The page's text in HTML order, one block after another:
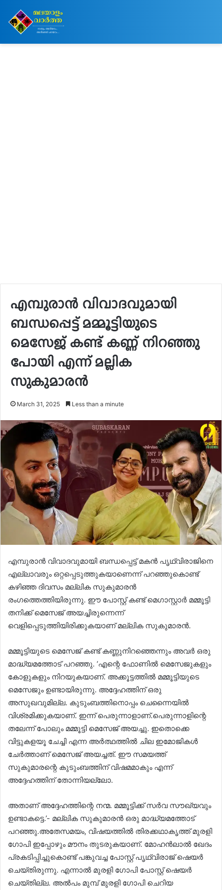
എമ്പുരാൻ വിവാദവുമായി
ബന്ധപ്പെട്ട് മമ്മൂട്ടിയുടെ
മെസേജ് കണ്ട് കണ്ണ് നിറഞ്ഞു
പോയി എന്ന് മല്ലിക
സുകുമാരൻ
March 31, 2025 Less than a minute
എമ്പുരാൻ വിവാദവുമായി ബന്ധപ്പെട്ട് മകൻ പൃഥ്വിരാജിനെ
എല്ലാവരും ഒറ്റപ്പെടുത്തുകയാണെന്ന് പറഞ്ഞുകൊണ്ട്
കഴിഞ്ഞ ദിവസം മല്ലിക സുകുമാരൻ
രംഗത്തെത്തിയിരുന്നു. ഈ പോസ്റ്റ് കണ്ട് മെഗാസ്റ്റാർ മമ്മൂട്ടി
തനിക്ക് മെസേജ് അയച്ചിരുന്നെന്ന്
വെളിപ്പെടുത്തിയിരിക്കുകയാണ് മല്ലിക സുകുമാരൻ.
മമ്മൂട്ടിയുടെ മെസേജ് കണ്ട് കണ്ണുനിറഞ്ഞെന്നും അവർ ഒരു
മാദ്ധ്യമത്തോട് പറഞ്ഞു. ‘എന്റെ ഫോണിൽ മെസേജുകളും
കോളുകളും നിറയുകയാണ്. അക്കൂട്ടത്തിൽ മമ്മൂട്ടിയുടെ
മെസേജും ഉണ്ടായിരുന്നു. അദ്ദേഹത്തിന് ഒരു
അസുഖവുമില്ല. കുടുംബത്തിനൊപ്പം ചെന്നൈയിൽ
വിശ്രമിക്കുകയാണ്. ഇന്ന് പെരുന്നാളാണ്.പെരുന്നാളിന്റെ
തലേന്ന് പോലും മമ്മൂട്ടി മെസേജ് അയച്ചു. ഇതൊക്കെ
വിട്ടുകളയൂ ചേച്ചി എന്ന അർത്ഥത്തിൽ ചില ഇമോജികൾ
ചേർത്താണ് മെസേജ് അയച്ചത്. ഈ സമയത്ത്
സുകുമാരന്റെ കുടുംബത്തിന് വിഷമമാകും എന്ന്
അദ്ദേഹത്തിന് തോന്നിയല്ലോ.
അതാണ് അദ്ദേഹത്തിന്റെ നന്മ. മമ്മൂട്ടിക്ക് സർവ സൗഖ്യവും
ഉണ്ടാകട്ടെ.’- മല്ലിക സുകുമാരൻ ഒരു മാദ്ധ്യമത്തോട്
പറഞ്ഞു.അതേസമയം, വിഷയത്തിൽ തിരക്കഥാകൃത്ത് മുരളി
ഗോപി ഇപ്പോഴും മൗനം തുടരുകയാണ്. മോഹൻലാൽ ഖേദം
പ്രകടിപ്പിച്ചുകൊണ്ട് പങ്കുവച്ച പോസ്റ്റ് പൃഥ്വിരാജ് ഷെയർ
ചെയ്‌തിരുന്നു. എന്നാൽ മുരളി ഗോപി പോസ്റ്റ് ഷെയർ
ചെയ്തില്ല. അൽപം മുമ്പ് മുരളി ഗോപി ചെറിയ